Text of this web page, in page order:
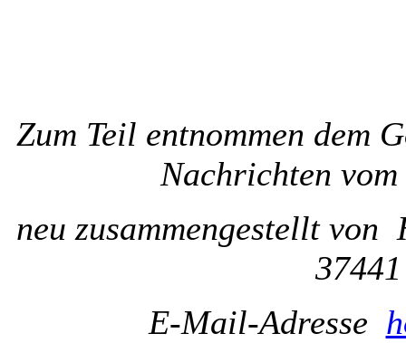
Zum Teil entnommen dem
Nachrichten
neu zusammengestellt
E-Mail-Adresse